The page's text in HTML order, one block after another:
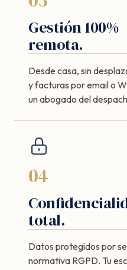
Gestión 100%
remota.
Desde casa, sin
y facturas por email o
un abogado del
04
total.
Datos protegidos por
normativa RGPD. Tu